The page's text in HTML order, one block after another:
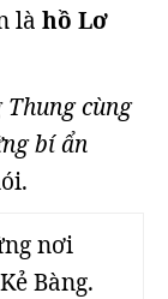
là hồ Lơ
cùng
bí ẩn
nơi
Bàng.